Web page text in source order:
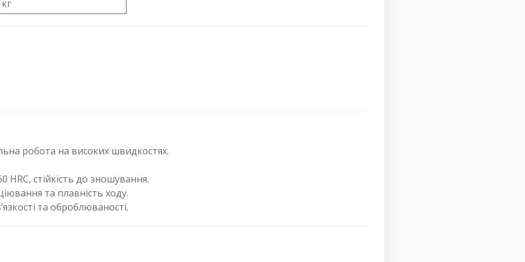
робота на високих швидкостях.
HRC, стійкість до зношування.
та плавність ходу.
та оброблюваності.